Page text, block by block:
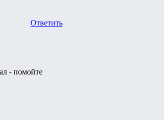
Ответить
- помойте